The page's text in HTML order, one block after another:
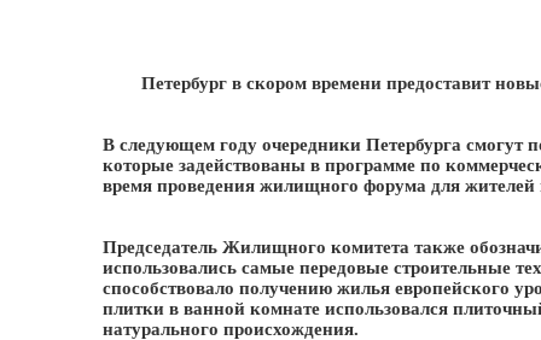
Петербург в скором времени предоставит
В следующем году очередники Петербурга смогут
которые задействованы в программе по
время проведения жилищного форума для жителей
Председатель Жилищного комитета также
использовались самые передовые строительные
способствовало получению жилья европейского
плитки в ванной комнате использовался
натурального происхождения.